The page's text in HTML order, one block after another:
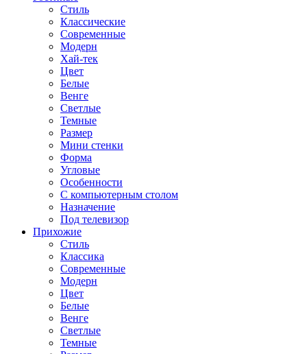
Стиль
Классические
Современные
Модерн
Хай-тек
Цвет
Белые
Венге
Светлые
Темные
Размер
Мини стенки
Форма
Угловые
Особенности
С компьютерным столом
Назначение
Под телевизор
Прихожие
Стиль
Классика
Современные
Модерн
Цвет
Белые
Венге
Светлые
Темные